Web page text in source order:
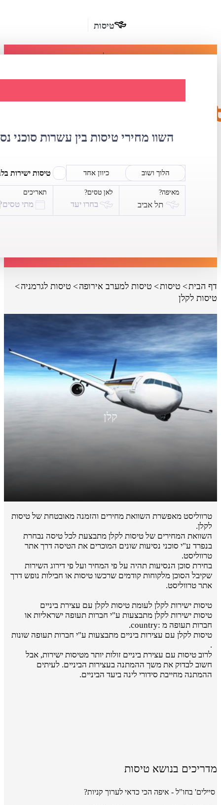
טיסות
מומלץ
בחו"ל
השכרת
רכב
השוו מחירי טיסות בין עשרות סוכני
הלוך ושוב כיוון אחד טיסות ישירות
מאיפה?
תל אביב
לאן טסים?
בחרו יעד
תאריכים
מתי
דף הבית טיסות טיסות למערב אירופה
טיסות לגרמניה
טיסות לקלן
קלן
טרווליסט מאפשרת השוואת מחירים והזמנה מאובטחת של טיסות
לקלן.
השוואת המחירים של טיסות לקלן מתבצעת לכל טיסה נבחרת
בנפרד ע"י סוכני נסיעות שונים המוכרים את הטיסה דרך אתר
טרווליסט.
בחירת סוכן הנסיעות תהיה על פי המחיר ועל פי דירוג השירות
שקיבל הסוכן מלקוחות קודמים שרכשו טיסות או חבילות נופש דרך
אתר טרווליסט.
טיסות ישירות לקלן לעומת טיסות לקלן עם עצירת ביניים
טיסות ישירות לקלן מתבצעות ע"י חברות תעופה ישראליות או
חברות תעופה מ :country.
טיסות לקלן עם עצירות ביניים מתבצעות ע"י חברות תעופה שונות
.
לרוב טיסות עם עצירת ביניים זולות יותר מטיסות ישירות, אבל
חשוב לבדוק את משך ההמתנה בעצירות הביניים. לעיתים
ההמתנה מחייבת סידורי לינה ביעד הביניים.
מדריכים בנושא טיסות
סיילים' בחו"ל - איפה הכי כדאי לערוך קניות?